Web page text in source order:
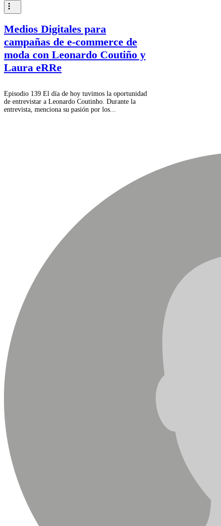
Medios Digitales para
campañas de e-commerce de
moda con Leonardo Coutiño y
Laura eRRe
Episodio 139 El día de hoy tuvimos la oportunidad
de entrevistar a Leonardo Coutinho. Durante la
entrevista, menciona su pasión por los...